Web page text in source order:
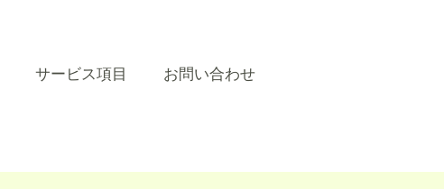
サービス項目 お問い合わせ